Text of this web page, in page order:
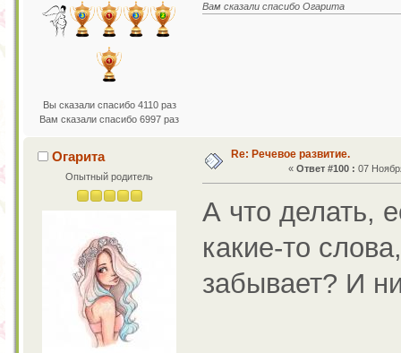
Вы сказали спасибо 4110 раз
Вам сказали спасибо 6997 раз
Вам сказали спасибо Огарита
Огарита
Опытный родитель
Re: Речевое развитие.
« Ответ #100 : 07
А что делать,
какие-то
забывает? И